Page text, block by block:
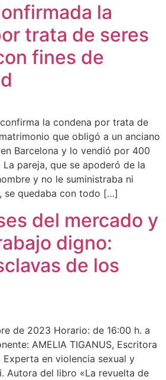
la
trata de seres
fines de
la condena por trata de
que obligó a un anciano
Barcelona y lo vendió por 400
pareja, que se apoderó de la
y no le suministraba ni
se quedaba con todo […]
del mercado y
digno:
de los
de 2023 Horario: de 16:00 h. a
AMELIA TIGANUS, Escritora
en violencia sexual y
Autora del libro «La revuelta de